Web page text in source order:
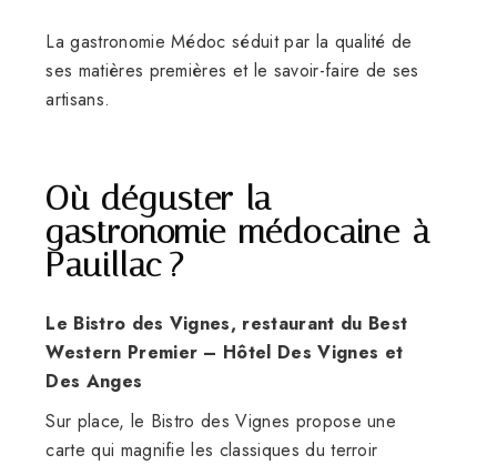
La gastronomie Médoc séduit par la qualité de
ses matières premières et le savoir-faire de ses
artisans.
Où déguster la
gastronomie médocaine à
Pauillac ?
Le Bistro des Vignes, restaurant du Best
Western Premier – Hôtel Des Vignes et
Des Anges
Sur place, le Bistro des Vignes propose une
carte qui magnifie les classiques du terroir